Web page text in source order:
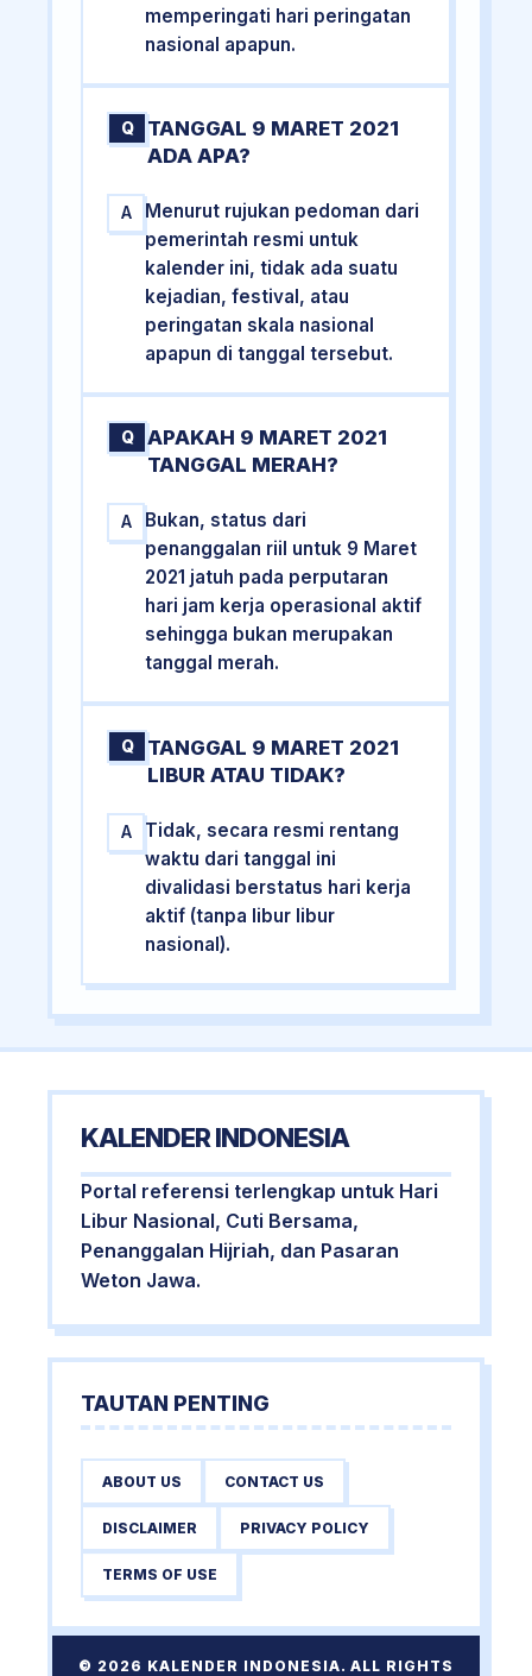
memperingati hari peringatan
nasional apapun.
Q
TANGGAL 9 MARET 2021
ADA APA?
A
Menurut rujukan pedoman dari
pemerintah resmi untuk
kalender ini, tidak ada suatu
kejadian, festival, atau
peringatan skala nasional
apapun di tanggal tersebut.
Q
APAKAH 9 MARET 2021
TANGGAL MERAH?
A
Bukan, status dari
penanggalan riil untuk 9 Maret
2021 jatuh pada perputaran
hari jam kerja operasional aktif
sehingga bukan merupakan
tanggal merah.
Q
TANGGAL 9 MARET 2021
LIBUR ATAU TIDAK?
A
Tidak, secara resmi rentang
waktu dari tanggal ini
divalidasi berstatus hari kerja
aktif (tanpa libur libur
nasional).
KALENDER INDONESIA
Portal referensi terlengkap untuk Hari
Libur Nasional, Cuti Bersama,
Penanggalan Hijriah, dan Pasaran
Weton Jawa.
TAUTAN PENTING
ABOUT US CONTACT US
DISCLAIMER PRIVACY POLICY
TERMS OF USE
© 2026 KALENDER INDONESIA. ALL RIGHTS